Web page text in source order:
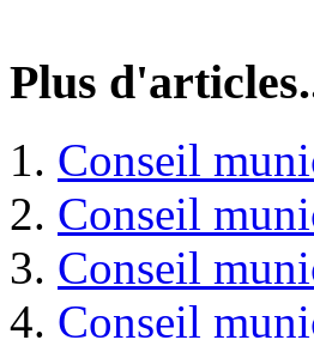
Plus
Conseil
Conseil
Conseil
Conseil